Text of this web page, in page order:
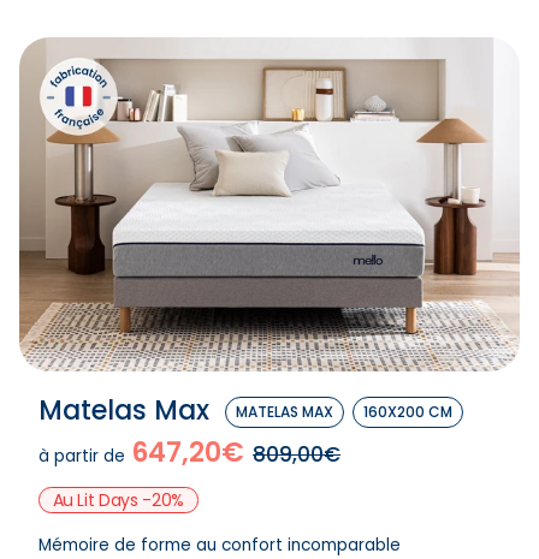
à partir de 647,20€ 809,00€
Matelas Max MATELAS MAX 160X200 CM
Au Lit Days -20%
Mémoire de forme au confort incomparable